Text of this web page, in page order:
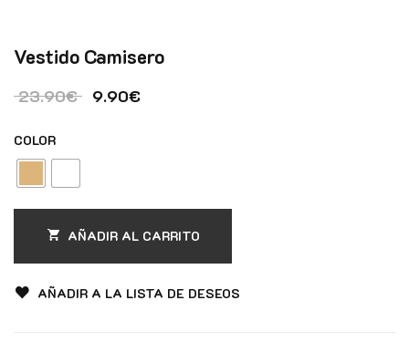
Vestido Camisero
23.90€ El precio original era: 23.90€.
9.90€El precio actual es: 9.90€.
COLOR
AÑADIR AL CARRITO
AÑADIR A LA LISTA DE DESEOS